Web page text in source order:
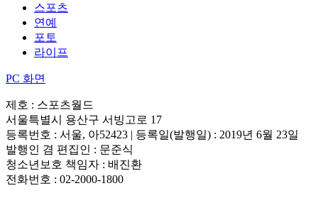
스포츠
연예
포토
라이프
PC 화면
제호 : 스포츠월드
서울특별시 용산구 서빙고로 17
등록번호 : 서울, 아52423 | 등록일(발행일) : 2019년 6월 23일
발행인 겸 편집인 : 문준식
청소년보호 책임자 : 배진환
전화번호 : 02-2000-1800